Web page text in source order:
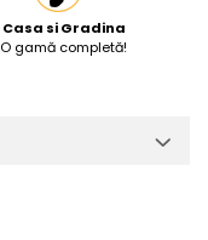
Casa si Gradina
O gamă completă!